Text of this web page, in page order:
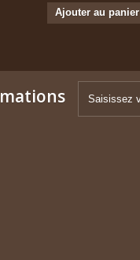
Ajouter au panier